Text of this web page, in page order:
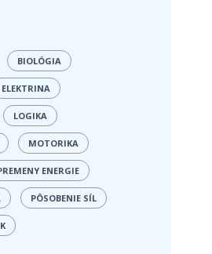
BIOLÓGIA
ELEKTRINA
LOGIKA
MOTORIKA
ENERGIE
PÔSOBENIE SÍL